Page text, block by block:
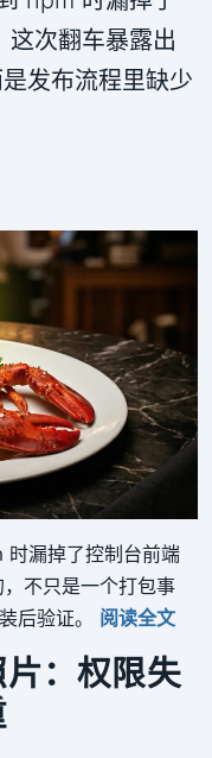
这次翻车暴露出
发布流程里缺少
漏掉了控制台前端
不只是一个打包事
后验证。 阅读全文
：权限失